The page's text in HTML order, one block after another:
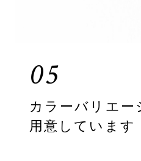
05
カラーバリエー
用意しています